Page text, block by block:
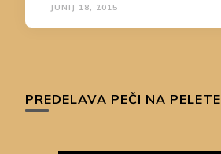
JUNIJ 18, 2015
PREDELAVA PEČI NA PELETE